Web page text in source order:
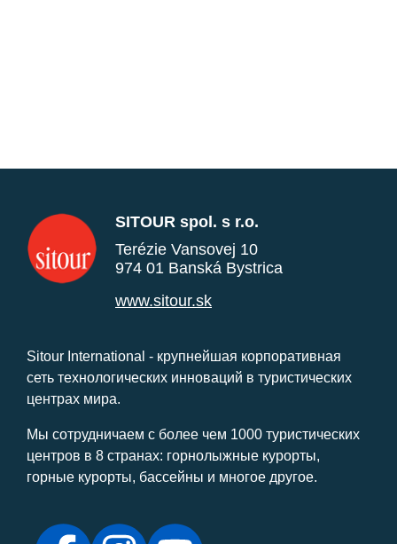
SITOUR spol. s r.o.
Terézie Vansovej 10
974 01 Banská Bystrica
www.sitour.sk
Sitour International - крупнейшая корпоративная
сеть технологических инноваций в туристических
центрах мира.
Мы сотрудничаем с более чем 1000 туристических
центров в 8 странах: горнолыжные курорты,
горные курорты, бассейны и многое другое.